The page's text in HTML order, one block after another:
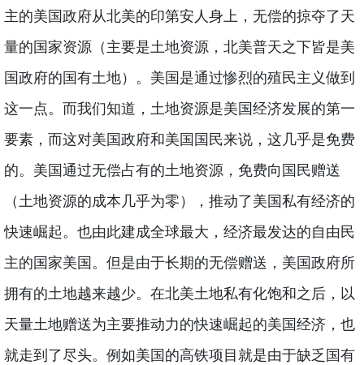
主的美国政府从北美的印第安人身上，无偿的掠夺了天
量的国家资源（主要是土地资源，北美普天之下皆是美
国政府的国有土地）。美国是通过惨烈的殖民主义做到
这一点。而我们知道，土地资源是美国经济发展的第一
要素，而这对美国政府和美国国民来说，这几乎是免费
的。美国通过无偿占有的土地资源，免费向国民赠送
（土地资源的成本几乎为零），推动了美国私有经济的
快速崛起。也由此建成全球最大，经济最发达的自由民
主的国家美国。但是由于长期的无偿赠送，美国政府所
拥有的土地越来越少。在北美土地私有化饱和之后，以
天量土地赠送为主要推动力的快速崛起的美国经济，也
就走到了尽头。例如美国的高铁项目就是由于缺乏国有